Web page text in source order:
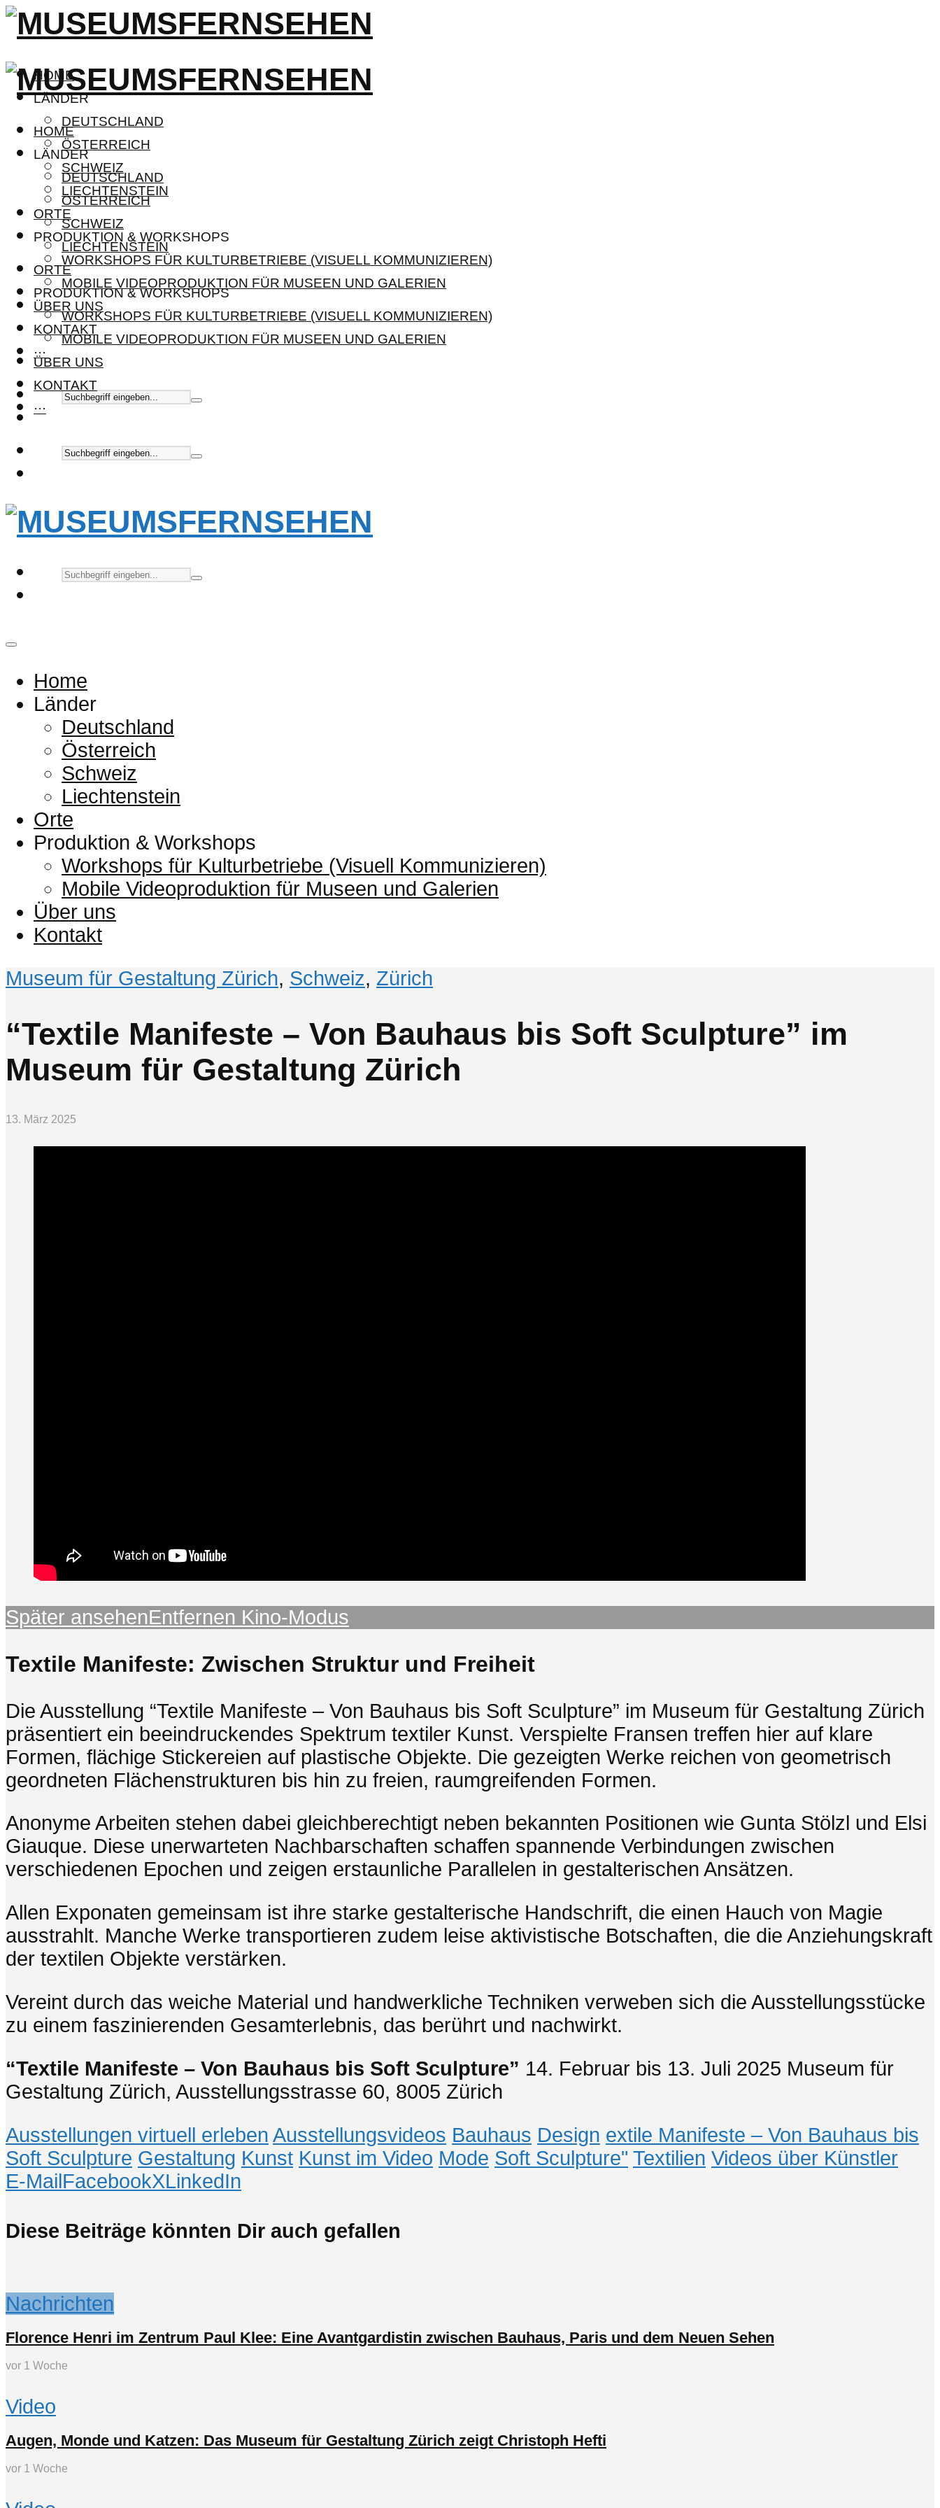
HOME
LÄNDER
DEUTSCHLAND
ÖSTERREICH
SCHWEIZ
LIECHTENSTEIN
ORTE
PRODUKTION & WORKSHOPS
WORKSHOPS FÜR KULTURBETRIEBE (VISUELL KOMMUNIZIEREN)
MOBILE VIDEOPRODUKTION FÜR MUSEEN UND GALERIEN
ÜBER UNS
KONTAKT
···
HOME
LÄNDER
DEUTSCHLAND
ÖSTERREICH
SCHWEIZ
LIECHTENSTEIN
ORTE
PRODUKTION & WORKSHOPS
WORKSHOPS FÜR KULTURBETRIEBE (VISUELL KOMMUNIZIEREN)
MOBILE VIDEOPRODUKTION FÜR MUSEEN UND GALERIEN
ÜBER UNS
KONTAKT
···
Home
Länder
Deutschland
Österreich
Schweiz
Liechtenstein
Orte
Produktion & Workshops
Workshops für Kulturbetriebe (Visuell Kommunizieren)
Mobile Videoproduktion für Museen und Galerien
Über uns
Kontakt
Museum für Gestaltung Zürich, Schweiz, Zürich
“Textile Manifeste – Von Bauhaus bis Soft Sculpture” im
Museum für Gestaltung Zürich
13. März 2025
Später ansehenEntfernen Kino-Modus
Textile Manifeste: Zwischen Struktur und Freiheit
Die Ausstellung “Textile Manifeste – Von Bauhaus bis Soft Sculpture” im Museum für Gestaltung Zürich
präsentiert ein beeindruckendes Spektrum textiler Kunst. Verspielte Fransen treffen hier auf klare
Formen, flächige Stickereien auf plastische Objekte. Die gezeigten Werke reichen von geometrisch
geordneten Flächenstrukturen bis hin zu freien, raumgreifenden Formen.
Anonyme Arbeiten stehen dabei gleichberechtigt neben bekannten Positionen wie Gunta Stölzl und Elsi
Giauque. Diese unerwarteten Nachbarschaften schaffen spannende Verbindungen zwischen
verschiedenen Epochen und zeigen erstaunliche Parallelen in gestalterischen Ansätzen.
Allen Exponaten gemeinsam ist ihre starke gestalterische Handschrift, die einen Hauch von Magie
ausstrahlt. Manche Werke transportieren zudem leise aktivistische Botschaften, die die Anziehungskraft
der textilen Objekte verstärken.
Vereint durch das weiche Material und handwerkliche Techniken verweben sich die Ausstellungsstücke
zu einem faszinierenden Gesamterlebnis, das berührt und nachwirkt.
“Textile Manifeste – Von Bauhaus bis Soft Sculpture” 14. Februar bis 13. Juli 2025 Museum für
Gestaltung Zürich, Ausstellungsstrasse 60, 8005 Zürich
Ausstellungen virtuell erleben Ausstellungsvideos Bauhaus Design extile Manifeste – Von Bauhaus bis
Soft Sculpture Gestaltung Kunst Kunst im Video Mode Soft Sculpture" Textilien Videos über Künstler
E-MailFacebookXLinkedIn
Diese Beiträge könnten Dir auch gefallen
Nachrichten
Florence Henri im Zentrum Paul Klee: Eine Avantgardistin zwischen Bauhaus, Paris und dem Neuen Sehen
vor 1 Woche
Video
Augen, Monde und Katzen: Das Museum für Gestaltung Zürich zeigt Christoph Hefti
vor 1 Woche